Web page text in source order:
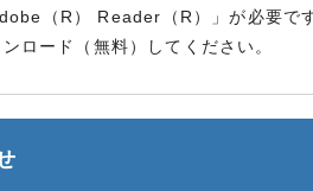
（R） Reader（R）」が必要で
ロード（無料）してください。